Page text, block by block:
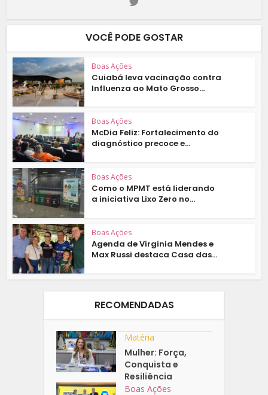
VOCÊ PODE GOSTAR
Boas Ações
Cuiabá leva vacinação contra
Influenza ao Mato Grosso...
Boas Ações
McDia Feliz: Fortalecimento do
diagnóstico precoce e...
Boas Ações
Como o MPMT está liderando
a iniciativa Lixo Zero no...
Boas Ações
Agenda de Virginia Mendes e
Max Russi destaca Casa das...
RECOMENDADAS
Matéria
Mulher: Força,
Conquista e
Resiliência
Boas Ações